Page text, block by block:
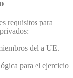
requisitos para
del a UE.
para el ejercicio